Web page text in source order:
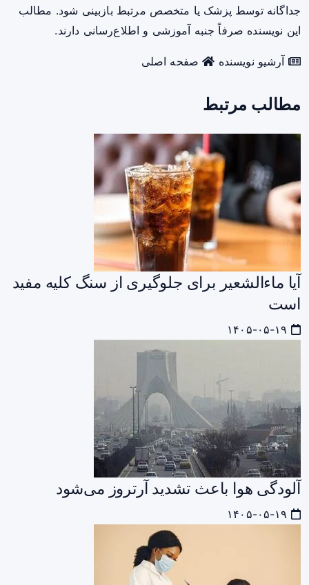
جداگانه توسط پزشک یا متخصص مرتبط بازبینی شود. مطالب
این نویسنده صرفاً جنبه آموزشی و اطلاع‌رسانی دارند.
آرشیو نویسنده صفحه اصلی
مطالب مرتبط
آیا ماءالشعیر برای جلوگیری از سنگ کلیه مفید
است
آلودگی هوا باعث تشدید آرتروز می‌شود